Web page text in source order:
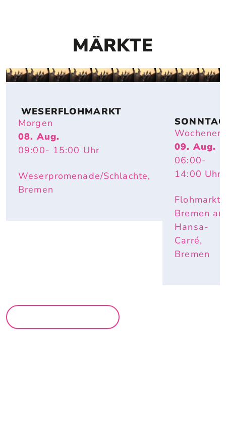
MÄRKTE
WESERFLOHMARKT
Morgen
08. Aug.
09:00- 15:00 Uhr
Weserpromenade/Schlachte,
Bremen
T
09. Aug.
06:00-
14:00 Uhr
Flohmarkt
Bremen
Hansa-
Carré,
Bremen